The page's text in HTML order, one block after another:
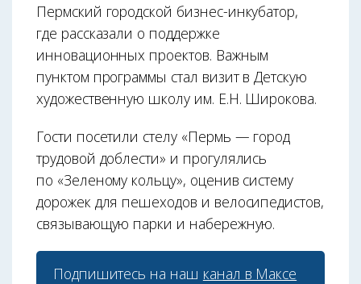
Пермский городской бизнес-инкубатор,
где рассказали о поддержке
инновационных проектов. Важным
пунктом программы стал визит в Детскую
художественную школу им. Е.Н. Широкова.
Гости посетили стелу «Пермь — город
трудовой доблести» и прогулялись
по «Зеленому кольцу», оценив систему
дорожек для пешеходов и велосипедистов,
связывающую парки и набережную.
Подпишитесь на наш канал в Максе